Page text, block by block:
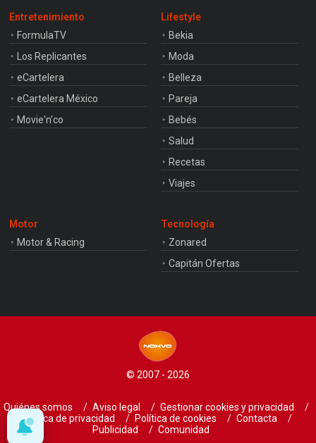
Entretenimiento
FormulaTV
Los Replicantes
eCartelera
eCartelera México
Movie'n'co
Lifestyle
Bekia
Moda
Belleza
Pareja
Bebés
Salud
Recetas
Viajes
Motor
Motor & Racing
Tecnología
Zonared
Capitán Ofertas
© 2007 - 2026
Quiénes somos Aviso legal
Gestionar cookies y privacidad
Política de privacidad
Política de cookies
Contacta
Publicidad
Comunidad